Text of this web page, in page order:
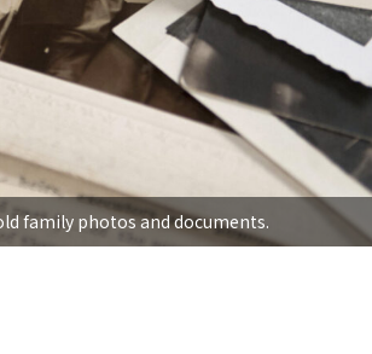
family photos and documents.